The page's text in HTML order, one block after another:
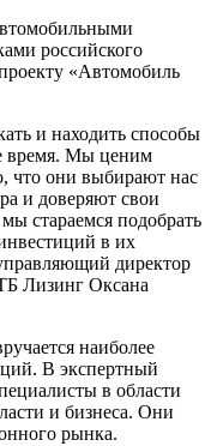
российского
«Автомобиль
и находить способы
время. Мы ценим
что они выбирают нас
и доверяют свои
стараемся подобрать
в их
директор
Лизинг Оксана
наиболее
В экспертный
в области
и бизнеса. Они
рынка.